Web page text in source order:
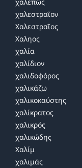
χαλεστραῖον
Χαλεστραῖος
Χαληος
χαλία
χαλίδιον
χαλιδοφόρος
χαλικάζω
χαλικοκαύστης
χαλίκρατος
χαλικρός
χαλικώδης
Χαλίμ
χαλιμάς